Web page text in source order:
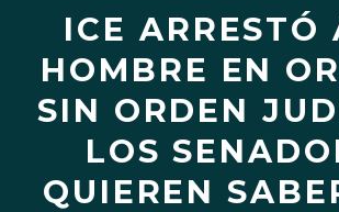
ICE ARRESTÓ
HOMBRE EN
SIN ORDEN
LOS
QUIEREN